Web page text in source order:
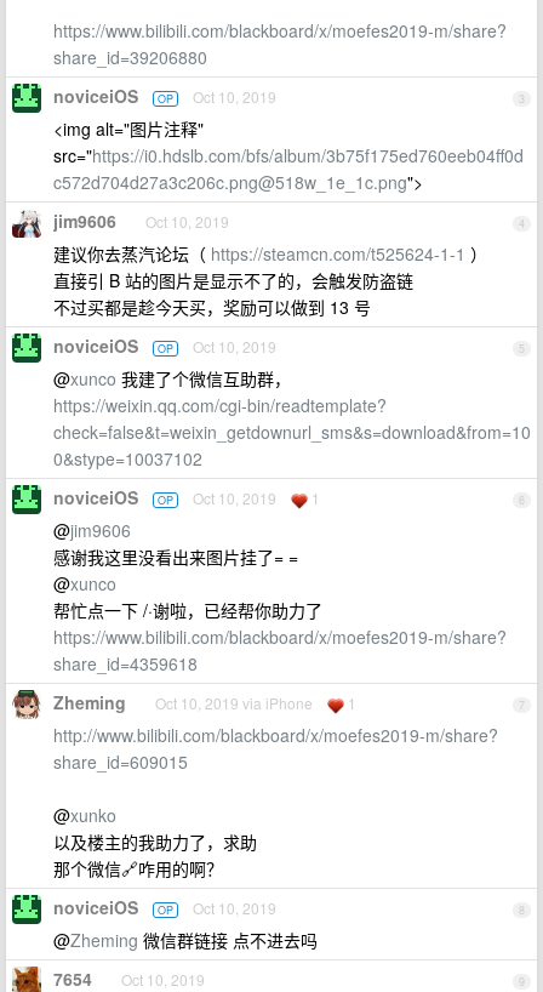
https://www.bilibili.com/blackboard/x/moefes2019-m/share?
share_id=39206880
3
noviceiOS OP Oct 10, 2019
<img alt="图片注释"
src="https://i0.hdslb.com/bfs/album/3b75f175ed760eeb04ff0d
c572d704d27a3c206c.png@518w_1e_1c.png">
4
jim9606 Oct 10, 2019
建议你去蒸汽论坛（ https://steamcn.com/t525624-1-1 ）
直接引 B 站的图片是显示不了的，会触发防盗链
不过买都是趁今天买，奖励可以做到 13 号
5
noviceiOS OP Oct 10, 2019
@xunco 我建了个微信互助群，
https://weixin.qq.com/cgi-bin/readtemplate?
check=false&t=weixin_getdownurl_sms&s=download&from=10
0&stype=10037102
6
noviceiOS OP Oct 10, 2019 1
@jim9606
感谢我这里没看出来图片挂了= =
@xunco
帮忙点一下 /·谢啦，已经帮你助力了
https://www.bilibili.com/blackboard/x/moefes2019-m/share?
share_id=4359618
7
Zheming Oct 10, 2019 via iPhone 1
http://www.bilibili.com/blackboard/x/moefes2019-m/share?
share_id=609015
@xunko
以及楼主的我助力了，求助
那个微信🔗咋用的啊？
8
noviceiOS OP Oct 10, 2019
@Zheming 微信群链接 点不进去吗
9
7654 Oct 10, 2019